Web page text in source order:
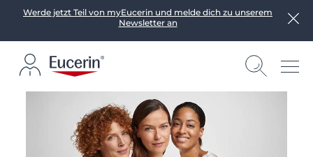
Werde jetzt Teil von myEucerin und melde dich zu unserem
Newsletter an